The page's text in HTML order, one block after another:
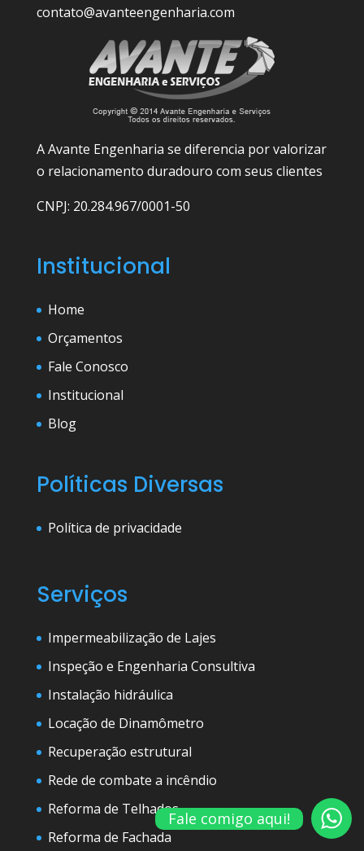
contato@avanteengenharia.com
A Avante Engenharia se diferencia por valorizar
o relacionamento duradouro com seus clientes
CNPJ: 20.284.967/0001-50
Institucional
Home
Orçamentos
Fale Conosco
Institucional
Blog
Políticas Diversas
Política de privacidade
Serviços
Impermeabilização de Lajes
Inspeção e Engenharia Consultiva
Instalação hidráulica
Locação de Dinamômetro
Recuperação estrutural
Rede de combate a incêndio
Reforma de Telhados
Reforma de Fachada
Fale comigo aqui!